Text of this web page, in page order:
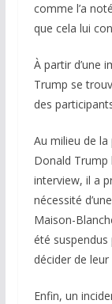
comme l’a
que cela lui
À partir d’une
Trump se
des
Au milieu de
Donald Trump
interview, il a
nécessité
Maison-
été
décider de leur
Enfin, un